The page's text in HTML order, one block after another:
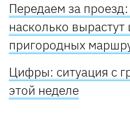
Передаем за
насколько
пригородных
Цифры: ситуация с
этой неделе